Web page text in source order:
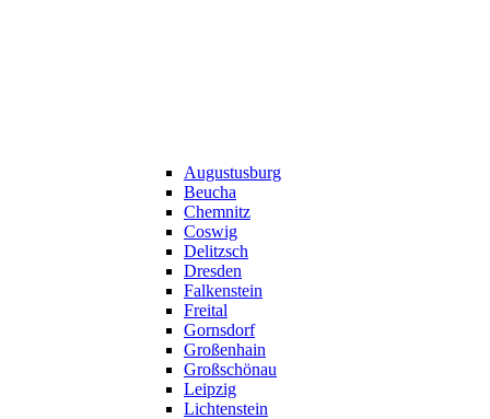
Augustusburg
Beucha
Chemnitz
Coswig
Delitzsch
Dresden
Falkenstein
Freital
Gornsdorf
Großenhain
Großschönau
Leipzig
Lichtenstein